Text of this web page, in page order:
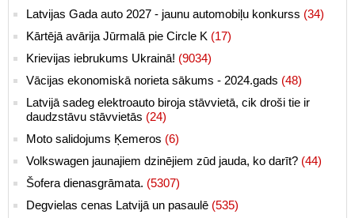
Latvijas Gada auto 2027 - jaunu automobiļu konkurss (34)
Kārtējā avārija Jūrmalā pie Circle K (17)
Krievijas iebrukums Ukrainā! (9034)
Vācijas ekonomiskā norieta sākums - 2024.gads (48)
Latvijā sadeg elektroauto biroja stāvvietā, cik droši tie ir
daudzstāvu stāvvietās (24)
Moto salidojums Ķemeros (6)
Volkswagen jaunajiem dzinējiem zūd jauda, ko darīt? (44)
Šofera dienasgrāmata. (5307)
Degvielas cenas Latvijā un pasaulē (535)